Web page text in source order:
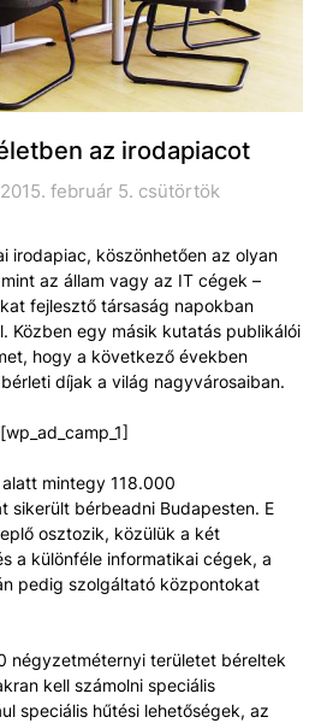
az irodapiacot
február 5. csütörtök
irodapiac, köszönhetően az olyan
az állam vagy az IT cégek –
fejlesztő társaság napokban
Közben egy másik kutatás publikálói
hogy a következő években
díjak a világ nagyvárosaiban.
[wp_ad_camp_1]
mintegy 118.000
sikerült bérbeadni Budapesten. E
osztozik, közülük a két
a különféle informatikai cégek, a
pedig szolgáltató központokat
négyzetméternyi területet béreltek
kell számolni speciális
speciális hűtési lehetőségek, az